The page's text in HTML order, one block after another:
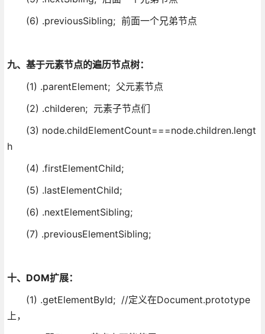
(6) .previousSibling; 前面一个兄弟节点
九、基于元素节点的遍历节点树：
(1) .parentElement; 父元素节点
(2) .childeren; 元素子节点们
(3) node.childElementCount===node.children.lengt
h
(4) .firstElementChild;
(5) .lastElementChild;
(6) .nextElementSibling;
(7) .previousElementSibling;
十、DOM扩展：
(1) .getElementById; //定义在Document.prototype
上，